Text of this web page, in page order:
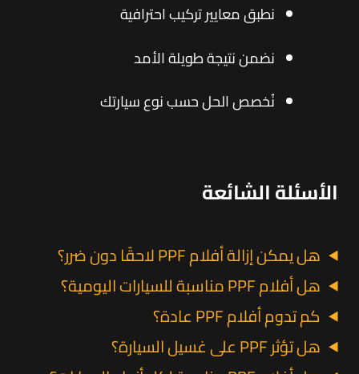
نطبق معايير تركيب احترافية
نضمن نتيجة طويلة الأمد
نُخصص الحل حسب نوع سيارتك
الأسئلة الشائعة
هل يمكن إزالة أفلام PPF لاحقًا دون ضرر؟
هل أفلام PPF مناسبة للسيارات اليومية؟
كم تدوم أفلام PPF عادة؟
هل تؤثر PPF على غسيل السيارة؟